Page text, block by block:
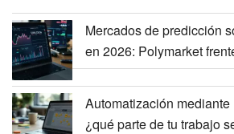
Mercados de predicción
en 2026: Polymarket
Automatización
¿qué parte de tu trabajo